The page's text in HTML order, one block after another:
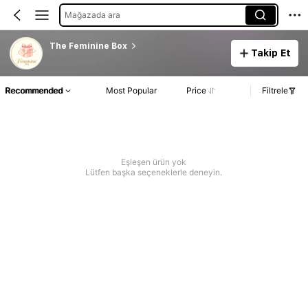
Mağazada ara
The Feminine Box
Takip Et
Recommended Most Popular Price Filtrele
Eşleşen ürün yok
Lütfen başka seçeneklerle deneyin.